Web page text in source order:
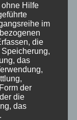
von mir und
einfach groß
die auf einer
sind. Die
die Maserung
Hilfe
im
die
das
der
die
das